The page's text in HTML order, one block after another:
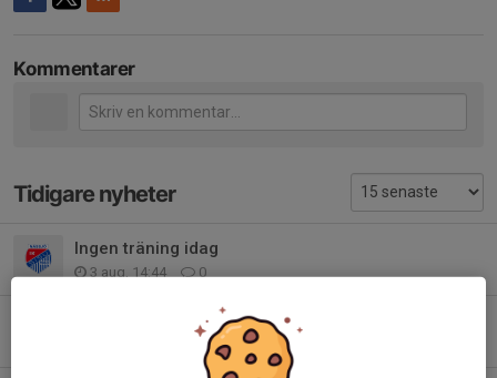
Kommentarer
Tidigare nyheter
Ingen träning idag
3 aug, 14:44 0
0